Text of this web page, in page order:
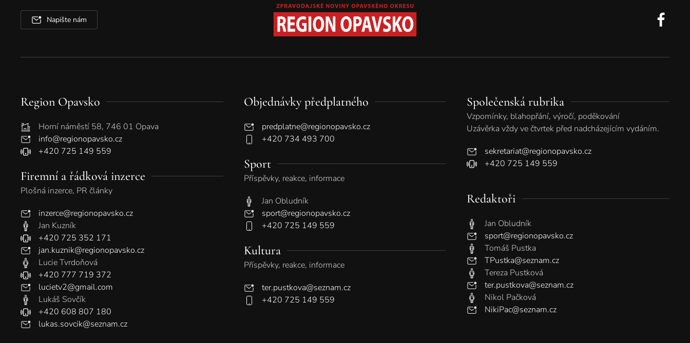
Napište nám
Region Opavsko
Horní náměstí 58, 746 01 Opava
info@regionopavsko.cz
+420 725 149 559
Firemní a řádková inzerce
Plošná inzerce, PR články
inzerce@regionopavsko.cz
Jan Kuzník
+420 725 352 171
jan.kuznik@regionopavsko.cz
Lucie Tvrdoňová
+420 777 719 372
lucietv2@gmail.com
Lukáš Sovčík
+420 608 807 180
lukas.sovcik@seznam.cz
Objednávky předplatného
predplatne@regionopavsko.cz
+420 734 493 700
Sport
Příspěvky, reakce, informace
Jan Obludník
sport@regionopavsko.cz
+420 725 149 559
Kultura
Příspěvky, reakce, informace
ter.pustkova@seznam.cz
+420 725 149 559
Společenská rubrika
Vzpomínky, blahopřání, výročí, poděkování
Uzávěrka vždy ve čtvrtek před nadcházejícím vydáním.
sekretariat@regionopavsko.cz
+420 725 149 559
Redaktoři
Jan Obludník
sport@regionopavsko.cz
Tomáš Pustka
TPustka@seznam.cz
Tereza Pustková
ter.pustkova@seznam.cz
Nikol Pačková
NikiPac@seznam.cz